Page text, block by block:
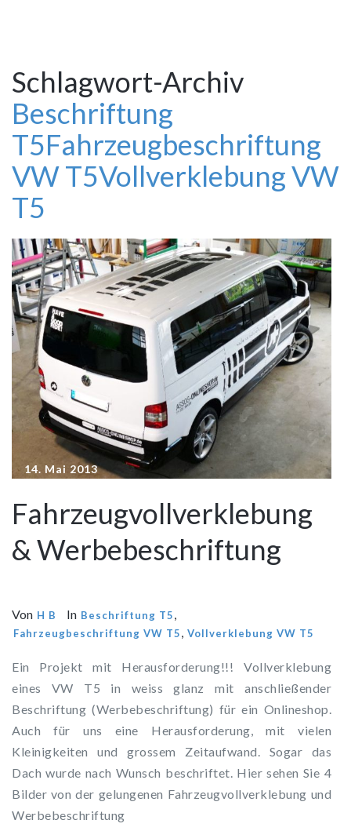
Schlagwort-Archiv
Beschriftung
T5Fahrzeugbeschriftung
VW T5Vollverklebung VW
T5
14. Mai 2013
Fahrzeugvollverklebung
& Werbebeschriftung
Von H B In Beschriftung T5
Fahrzeugbeschriftung VW T5 Vollverklebung VW T5
Ein Projekt mit Herausforderung!!! Vollverklebung
eines VW T5 in weiss glanz mit anschließender
Beschriftung (Werbebeschriftung) für ein Onlineshop.
Auch für uns eine Herausforderung, mit vielen
Kleinigkeiten und grossem Zeitaufwand. Sogar das
Dach wurde nach Wunsch beschriftet. Hier sehen Sie 4
Bilder von der gelungenen Fahrzeugvollverklebung und
Werbebeschriftung